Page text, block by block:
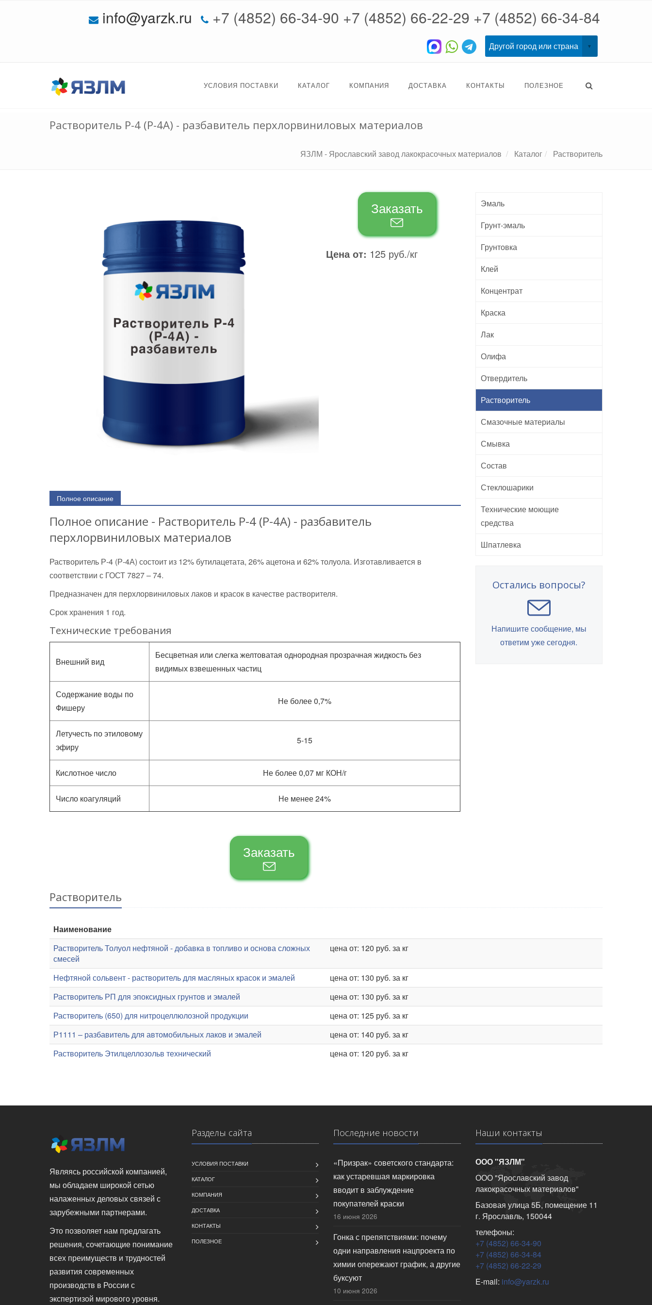
info@yarzk.ru +7 (4852) 66-34-90 +7 (4852) 66-22-29 +7 (4852) 66-34-84
УСЛОВИЯ ПОСТАВКИ КАТАЛОГ КОМПАНИЯ ДОСТАВКА КОНТАКТЫ ПОЛЕЗНОЕ
Растворитель Р-4 (Р-4А) - разбавитель перхлорвиниловых материалов
ЯЗЛМ - Ярославский завод лакокрасочных материалов Каталог Растворитель
Заказать
Цена от: 125 руб./кг
Полное описание
Полное описание - Растворитель Р-4 (Р-4А) - разбавитель
перхлорвиниловых материалов
Растворитель Р-4 (Р-4А) состоит из 12% бутилацетата, 26% ацетона и 62% толуола. Изготавливается в
соответствии с ГОСТ 7827 – 74.
Предназначен для перхлорвиниловых лаков и красок в качестве растворителя.
Срок хранения 1 год.
Технические требования
Внешний вид
Бесцветная или слегка желтоватая однородная прозрачная жидкость без
видимых взвешенных частиц
Содержание воды по
Фишеру
Не более 0,7%
Летучесть по этиловому
эфиру
5-15
Кислотное число Не более 0,07 мг КОН/г
Число коагуляций Не менее 24%
Заказать
Эмаль
Грунт-эмаль
Грунтовка
Клей
Концентрат
Краска
Лак
Олифа
Отвердитель
Растворитель
Смазочные материалы
Смывка
Состав
Стеклошарики
Технические моющие
средства
Шпатлевка
Остались вопросы?
Напишите сообщение, мы
ответим уже сегодня.
Растворитель
Наименование
Растворитель Толуол нефтяной - добавка в топливо и основа сложных
смесей
цена от: 120 руб. за кг
Нефтяной сольвент - растворитель для масляных красок и эмалей
цена от: 130 руб. за кг
Растворитель РП для эпоксидных грунтов и эмалей
цена от: 130 руб. за кг
Растворитель (650) для нитроцеллюлозной продукции
цена от: 125 руб. за кг
Р1111 – разбавитель для автомобильных лаков и эмалей
цена от: 140 руб. за кг
Растворитель Этилцеллозольв технический
цена от: 120 руб. за кг
Являясь российской компанией,
мы обладаем широкой сетью
налаженных деловых связей с
зарубежными партнерами.
Это позволяет нам предлагать
решения, сочетающие понимание
всех преимуществ и трудностей
развития современных
производств в России с
экспертизой мирового уровня.
Разделы сайта
УСЛОВИЯ ПОСТАВКИ
КАТАЛОГ
КОМПАНИЯ
ДОСТАВКА
КОНТАКТЫ
ПОЛЕЗНОЕ
Последние новости
«Призрак» советского стандарта:
как устаревшая маркировка
вводит в заблуждение
покупателей краски
16 июня 2026
Гонка с препятствиями: почему
одни направления нацпроекта по
химии опережают график, а другие
буксуют
10 июня 2026
Наши контакты
ООО "ЯЗЛМ"
ООО "Ярославский завод
лакокрасочных материалов"
Базовая улица 5Б, помещение 11
г. Ярославль, 150044
телефоны:
+7 (4852) 66-34-90
+7 (4852) 66-34-84
+7 (4852) 66-22-29
E-mail: info@yarzk.ru